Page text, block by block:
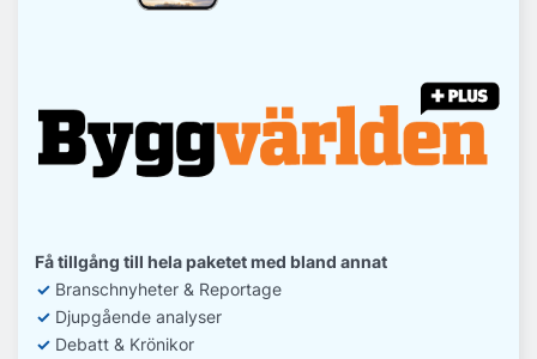
Få tillgång till hela paketet med bland annat
✓ Branschnyheter & Reportage
✓ Djupgående analyser
✓ Debatt & Krönikor